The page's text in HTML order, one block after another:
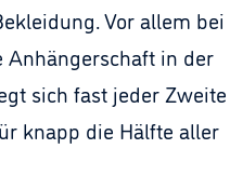
Vor allem bei
Anhängerschaft in der
sich fast jeder Zweite
knapp die Hälfte aller